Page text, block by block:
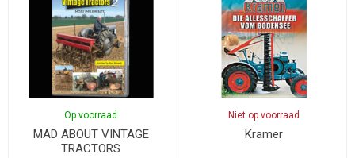
Op voorraad
MAD ABOUT VINTAGE
TRACTORS
Niet op voorraad
Kramer